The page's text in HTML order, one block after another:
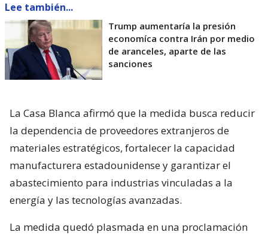
Lee también...
Trump aumentaría la presión
economíca contra Irán por medio
de aranceles, aparte de las
sanciones
La Casa Blanca afirmó que la medida busca reducir
la dependencia de proveedores extranjeros de
materiales estratégicos, fortalecer la capacidad
manufacturera estadounidense y garantizar el
abastecimiento para industrias vinculadas a la
energía y las tecnologías avanzadas.
La medida quedó plasmada en una proclamación